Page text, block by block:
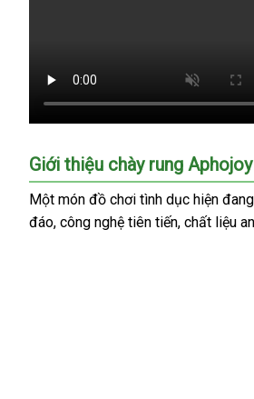
Giới thiệu chày rung
Một món đồ chơi tình dục hiện
đáophân
, công nghệ tiên tiếnmới
, chất liệu